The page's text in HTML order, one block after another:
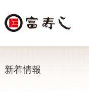
新着情報